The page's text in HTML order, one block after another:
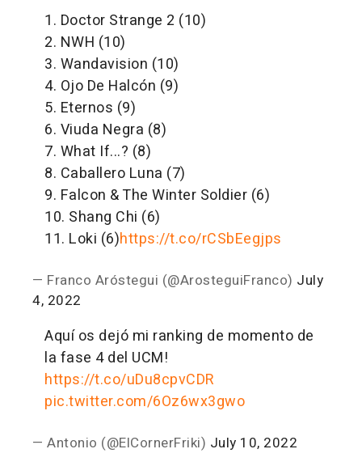
1. Doctor Strange 2 (10)
2. NWH (10)
3. Wandavision (10)
4. Ojo De Halcón (9)
5. Eternos (9)
6. Viuda Negra (8)
7. What If...? (8)
8. Caballero Luna (7)
9. Falcon & The Winter Soldier (6)
10. Shang Chi (6)
11. Loki (6)https://t.co/rCSbEegjps
— Franco Aróstegui (@ArosteguiFranco) July
4, 2022
Aquí os dejó mi ranking de momento de
la fase 4 del UCM!
https://t.co/uDu8cpvCDR
pic.twitter.com/6Oz6wx3gwo
— Antonio (@ElCornerFriki) July 10, 2022